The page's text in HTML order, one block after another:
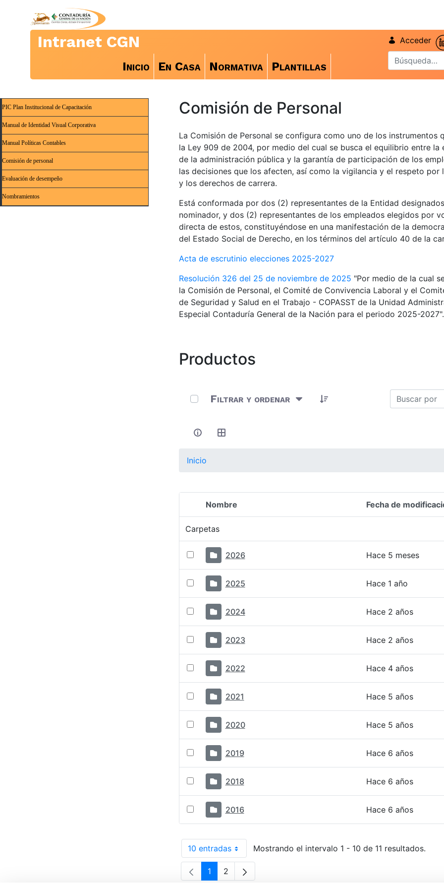
Intranet CGN
Inicio En Casa Normativa Plantillas
Acceder
PIC Plan Institucional de Capacitación
Manual de Identidad Visual Corporativa
Manual Políticas Contables
Comisión de personal
Evaluación de desempeño
Nombramientos
Comisión de Personal
La Comisión de Personal se configura como uno de los instrumentos
la Ley 909 de 2004, por medio del cual se busca el equilibrio entre la
de la administración pública y la garantía de participación de los
las decisiones que los afecten, así como la vigilancia y el respeto por
y los derechos de carrera.
Está conformada por dos (2) representantes de la Entidad
nominador, y dos (2) representantes de los empleados elegidos por
directa de estos, constituyéndose en una manifestación de la
del Estado Social de Derecho, en los términos del artículo 40 de la
Acta de escrutinio elecciones 2025-2027
Resolución 326 del 25 de noviembre de 2025 "Por medio de la cual
la Comisión de Personal, el Comité de Convivencia Laboral y el
de Seguridad y Salud en el Trabajo - COPASST de la Unidad
Especial Contaduría General de la Nación para el periodo 2025-2027".
Productos
Filtrar y ordenar
Inicio
Selección del elemento
Nombre
Fecha de
Carpetas
2026 Hace 5 meses
2025 Hace 1 año
2024 Hace 2 años
2023 Hace 2 años
2022 Hace 4 años
2021 Hace 5 años
2020 Hace 5 años
2019 Hace 6 años
2018 Hace 6 años
2016 Hace 6 años
10 entradasPor páginaMostrando el intervalo 1 - 10 de 11 resultados.
Página
1 Página
2